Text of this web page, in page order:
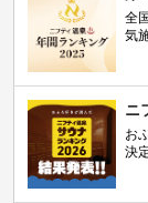
全
気
ニ
お
決